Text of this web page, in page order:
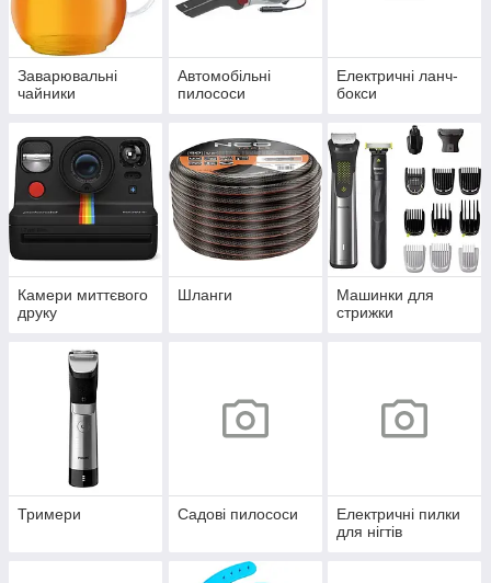
Заварювальні
чайники
Автомобільні
пилососи
Електричні ланч-
бокси
Камери миттєвого
друку
Шланги
Машинки для
стрижки
Тримери Садові пилососи
Електричні пилки
для нігтів